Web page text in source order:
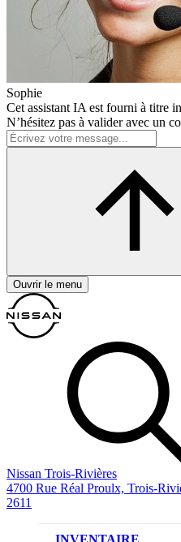
Sophie
Cet assistant IA est fourni à titre
N’hésitez pas à valider avec un
Ouvrir le menu
Nissan Trois-Rivières
4700 Rue Réal Proulx, Trois-
2611
INVENTAIRE